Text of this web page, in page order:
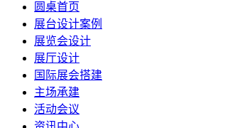
圆桌首页
展台设计案例
展览会设计
展厅设计
国际展会搭建
主场承建
活动会议